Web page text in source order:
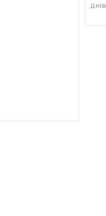
днів